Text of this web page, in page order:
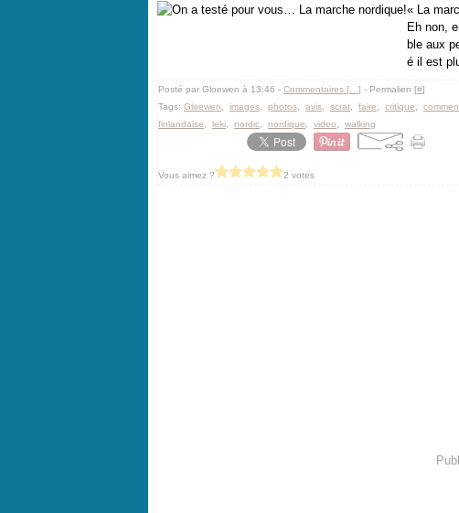
« La
Eh non,
ble aux
é il est
Posté par Gloewen à 13:46 - Commentaires [ ] - Permalien [#]
Tags: Gloewen images photos avis scrat faire critique
finlandaise
leki nordic nordique video walking
Vous aimez ? 2 votes